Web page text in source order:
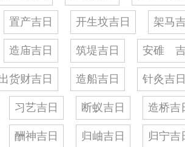
置产吉日 开生坟吉日 架马
造庙吉日 筑堤吉日 安碓 吉
货财吉日 造船吉日 针灸吉日
习艺吉日 断蚁吉日 造桥吉
酬神吉日 归岫吉日 归宁吉